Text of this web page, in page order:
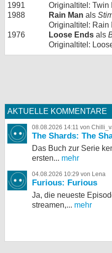
1991
Originaltitel: Twin
1988
Rain Man als
Originaltitel: Rain
1976
Loose Ends als
Originaltitel:
AKTUELLE KOMMENTARE
08.08.2026 14:11 von
The Shards: The
Das Buch zur Serie
ersten... mehr
04.08.2026 10:29 von Lena
Furious: Furious
Ja, die neueste
streamen,... mehr